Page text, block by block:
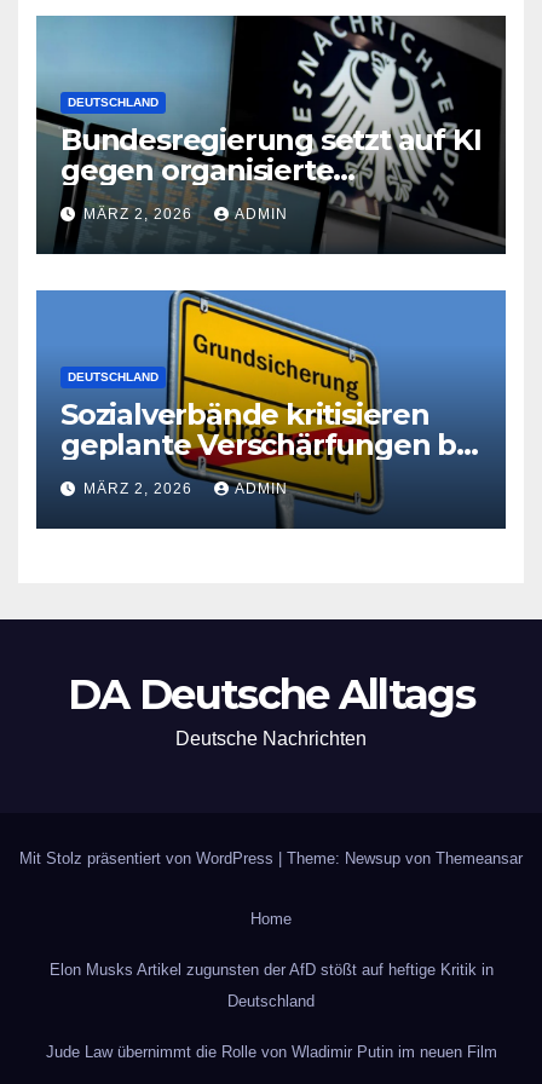
DEUTSCHLAND
Bundesregierung setzt auf KI
gegen organisierte
Kriminalität
MÄRZ 2, 2026 ADMIN
DEUTSCHLAND
Sozialverbände kritisieren
geplante Verschärfungen bei
der Grundsicherung
MÄRZ 2, 2026 ADMIN
DA Deutsche Alltags
Deutsche Nachrichten
Mit Stolz präsentiert von WordPress Theme: Newsup von Themeansar
Home
Elon Musks Artikel zugunsten der AfD stößt auf heftige Kritik in
Deutschland
Jude Law übernimmt die Rolle von Wladimir Putin im neuen Film